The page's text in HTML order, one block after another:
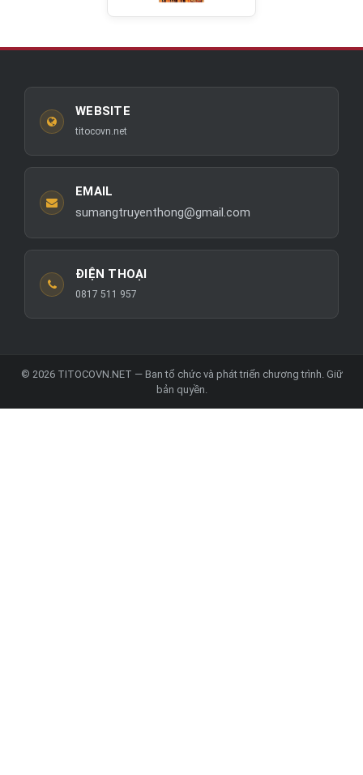
WEBSITE
titocovn.net
EMAIL
sumangtruyenthong@gmail.com
ĐIỆN THOẠI
0817 511 957
© 2026 TITOCOVN.NET — Ban tổ chức và phát triển chương trình. Giữ
bản quyền.